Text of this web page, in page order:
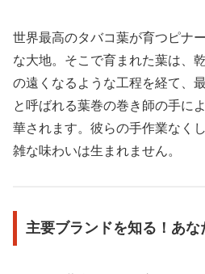
世界最高のタバコ葉が育つピナ
な大地。そこで育まれた葉は、
の遠くなるような工程を経て、
と呼ばれる葉巻の巻き師の手に
華されます。彼らの手作業なく
雑な味わいは生まれません。
主要ブランドを知る！あな